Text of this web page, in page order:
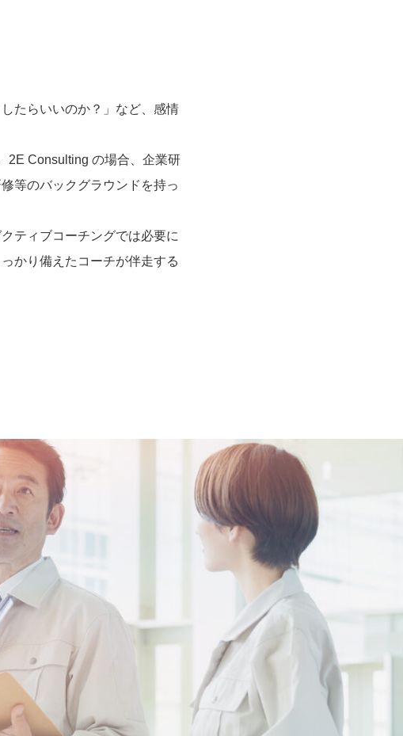
たらいいのか？」など、感情
2E Consulting の場合、企業研
等のバックグラウンドを持っ
ティブコーチングでは必要に
かり備えたコーチが伴走する